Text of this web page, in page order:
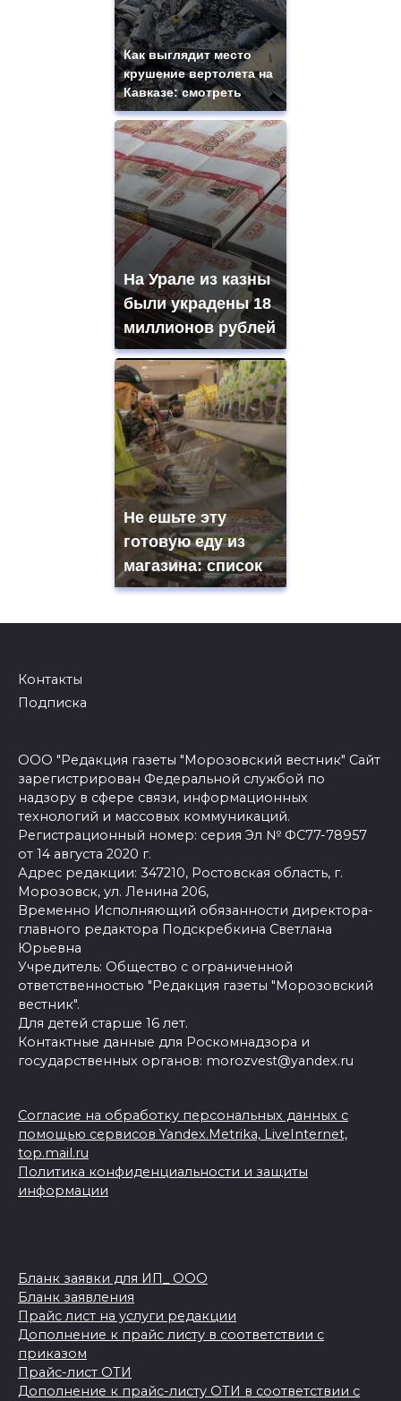
Как выглядит место
крушение вертолета на
Кавказе: смотреть
На Урале из казны
были украдены 18
миллионов рублей
Не ешьте эту
готовую еду из
магазина: список
Контакты
Подписка
ООО "Редакция газеты "Морозовский вестник" Сайт
зарегистрирован Федеральной службой по
надзору в сфере связи, информационных
технологий и массовых коммуникаций.
Регистрационный номер: серия Эл № ФС77-78957
от 14 августа 2020 г.
Адрес редакции: 347210, Ростовская область, г.
Морозовск, ул. Ленина 206,
Временно Исполняющий обязанности директора-
главного редактора Подскребкина Светлана
Юрьевна
Учредитель: Общество с ограниченной
ответственностью "Редакция газеты "Морозовский
вестник".
Для детей старше 16 лет.
Контактные данные для Роскомнадзора и
государственных органов: morozvest@yandex.ru
Согласие на обработку персональных данных с
помощью сервисов Yandex.Metrika, LiveInternet,
top.mail.ru
Политика конфиденциальности и защиты
информации
Бланк заявки для ИП_ ООО
Бланк заявления
Прайс лист на услуги редакции
Дополнение к прайс листу в соответствии с
приказом
Прайс-лист ОТИ
Дополнение к прайс-листу ОТИ в соответствии с